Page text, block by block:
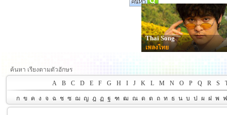
Thai Song
เพลงไทย
ค้นหา เรียงตามตัวอักษร
A
B C D E F G H I J K L M N O P Q R S
ก ข ค ง จ ฉ ช ซ ฌ ญ ฎ ฏ ฐ ฑ ฒ ณ ด ต ถ ท ธ น บ ป ผ ฝ พ ฟ